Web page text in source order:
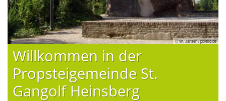
© W. Jansen / pixelio.de
Willkommen in der
Propsteigemeinde St.
Gangolf Heinsberg